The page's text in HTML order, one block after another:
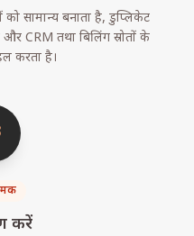
सामान्य बनाता है, डुप्लिकेट
CRM तथा बिलिंग स्रोतों के
करता है।
करें